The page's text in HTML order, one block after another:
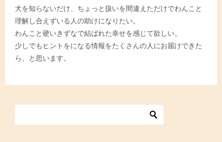
犬を知らないだけ、ちょっと扱いを間違えただけでわんこと
理解し合えずいる人の助けになりたい。
わんこと硬いきずなで結ばれた幸せを感じて欲しい。
少しでもヒントをになる情報をたくさんの人にお届けできた
ら、と思います。